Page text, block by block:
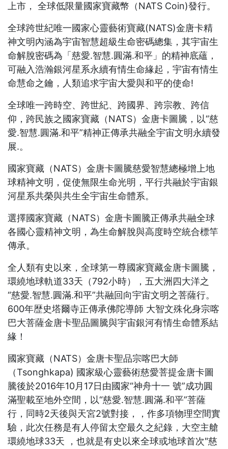
上市， 全球低限量國家寶藏幣（NATS Coin)發行。
全球跨世紀唯一國家心靈藝術寶藏(NATS)金唐卡精
神文明內涵為宇宙智慧超級生命密碼總集，其宇宙生
命解脫密碼為「慈愛.智慧.圓滿.和平」的精神底蘊，
可融入浩瀚銀河星系永續有情生命緣起，宇宙有情生
命慧命之鑰，人類追求宇宙大愛與和平的使命!
全球唯一跨時空、跨世紀、跨國界、跨宗教、跨信
仰，跨民族之國家寶藏（NATS）金唐卡圖騰，以“慈
愛.智慧.圓滿.和平”精神正傳承共融全宇宙文明永續發
展.。
國家寶藏（NATS）金唐卡圖騰慈愛智慧總極增上地
球精神文明，促使無限生命光明，平行共融於宇宙銀
河星系共榮與共生全宇宙生命體系。
選擇國家寶藏（NATS）金唐卡圖騰正傳承共融全球
各國心靈精神文明，為生命解脫與高度時空統合標竿
傳承。
全人類有史以來，全球第一尊國家寶藏金唐卡圖騰，
環繞地球軌道33天（792小時），五大洲四大洋之
“慈愛.智慧.圓滿.和平”共融回向宇宙文明之菩薩行。
600年歴史塔爾寺正傳承佛陀導師 大智文殊化身宗喀
巴大菩薩金唐卡聖品圖騰與宇宙銀河有情生命體系結
緣！
國家寶藏（NATS）金唐卡聖品宗喀巴大師
（Tsonghkapa) 國家級心靈藝術慈愛菩提金唐卡圖
騰後於2016年10月17日由國家“神舟十一 號”成功圓
滿聖載至地外空間，以“慈愛.智慧.圓滿.和平”菩薩
行，同時2天後與天宮2號對接，，作多項物理空間實
驗，此次任務是有人停留太空最久之紀錄，大空主艙
環繞地球33天 ，也就是有史以來全球或地球首次"慈